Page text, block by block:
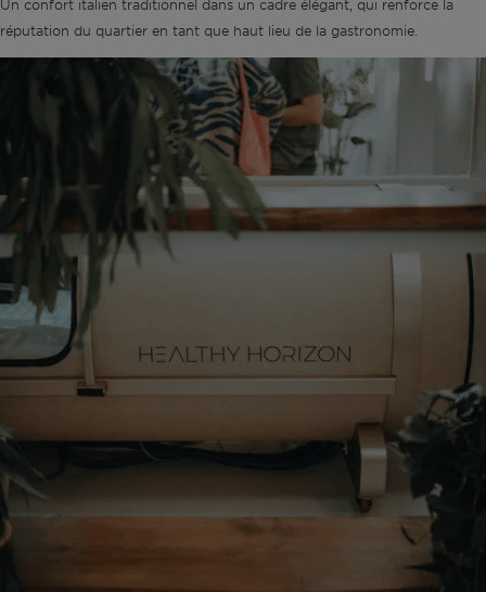
Un confort italien traditionnel dans un cadre élégant, qui renforce la
réputation du quartier en tant que haut lieu de la gastronomie.